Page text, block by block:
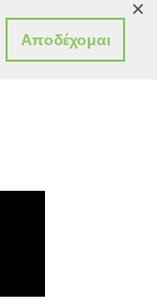
Αποδέχομαι
✕